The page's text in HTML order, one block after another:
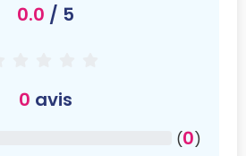
0.0 / 5
0 avis
(0)